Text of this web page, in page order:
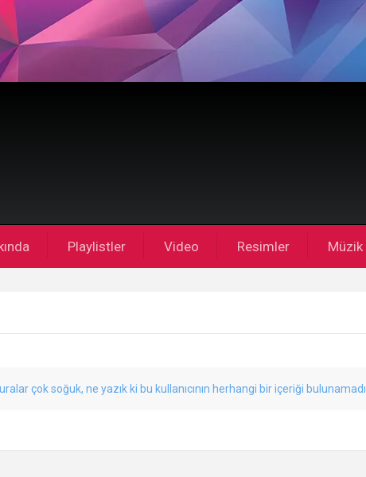
Playlistler Video Resimler Müzik
çok soğuk, ne yazık ki bu kullanıcının herhangi bir içeriği bulunamadı..